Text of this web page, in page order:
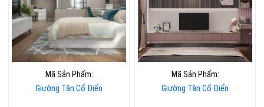
Mã Sản Phẩm:
Giường Tân Cổ Điển
Mã Sản Phẩm:
Giường Tân Cổ Điển